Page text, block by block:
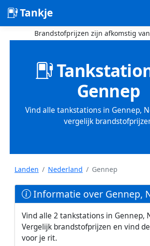
Tankje
Brandstofprijzen zijn afkomstig
Gennep
Vind alle tankstations in Gennep,
vergelijk
Landen Nederland Gennep
Informatie over Gennep,
Vind alle 2 tankstations in Gennep,
Vergelijk brandstofprijzen en vind
voor je rit.